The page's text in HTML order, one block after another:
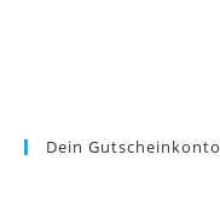
Dein Gutscheinkonto